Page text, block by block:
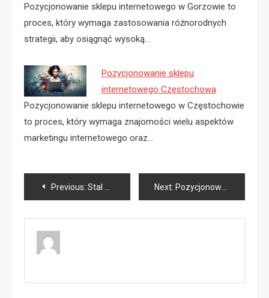
Pozycjonowanie sklepu internetowego w Gorzowie to
proces, który wymaga zastosowania różnorodnych
strategii, aby osiągnąć wysoką…
Pozycjonowanie sklepu
internetowego Częstochowa
Pozycjonowanie sklepu internetowego w Częstochowie
to proces, który wymaga znajomości wielu aspektów
marketingu internetowego oraz…
Nawigacja
wpisu
Previous: Stal nierdzewna jaki VATt? Next: Pozycjonowanie stron w Google Gorzów